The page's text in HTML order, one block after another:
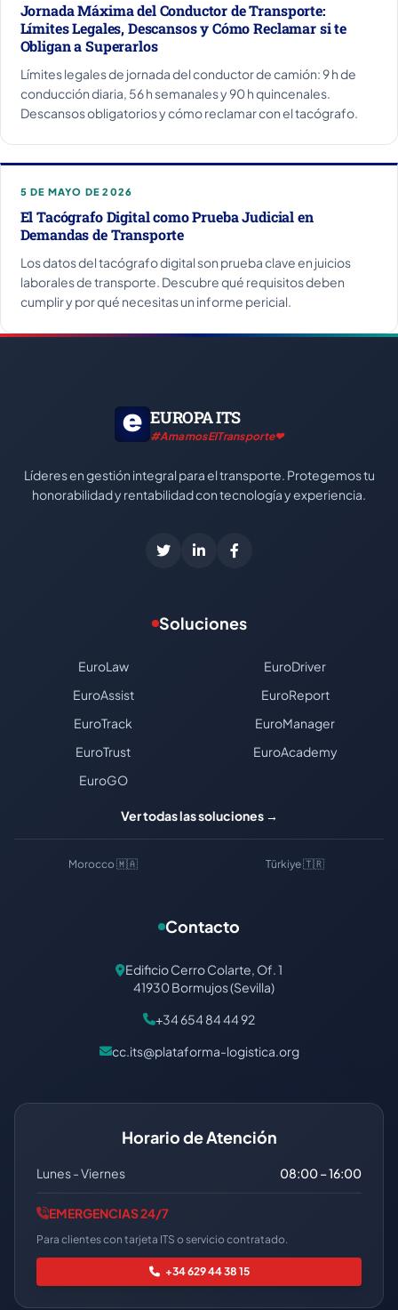
Jornada Máxima del Conductor de Transporte:
Límites Legales, Descansos y Cómo Reclamar si te
Obligan a Superarlos
Límites legales de jornada del conductor de camión: 9 h de
conducción diaria, 56 h semanales y 90 h quincenales.
Descansos obligatorios y cómo reclamar con el tacógrafo.
5 DE MAYO DE 2026
El Tacógrafo Digital como Prueba Judicial en
Demandas de Transporte
Los datos del tacógrafo digital son prueba clave en juicios
laborales de transporte. Descubre qué requisitos deben
cumplir y por qué necesitas un informe pericial.
EUROPA ITS
#AmamosElTransporte❤
Líderes en gestión integral para el transporte. Protegemos tu
honorabilidad y rentabilidad con tecnología y experiencia.
Soluciones
EuroLaw
EuroDriver
EuroAssist
EuroReport
EuroTrack
EuroManager
EuroTrust
EuroAcademy
EuroGO
Ver todas las soluciones →
Morocco 🇲🇦 Türkiye 🇹🇷
Contacto
Edificio Cerro Colarte, Of. 1
41930 Bormujos (Sevilla)
+34 654 84 44 92
cc.its@plataforma-logistica.org
Horario de Atención
Lunes - Viernes 08:00 – 16:00
EMERGENCIAS 24/7
Para clientes con tarjeta ITS o servicio contratado.
+34 629 44 38 15